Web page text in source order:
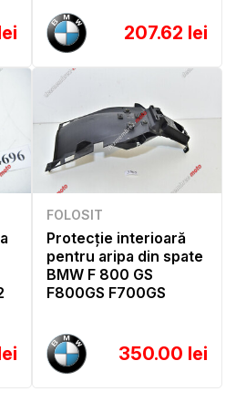
207.62 lei
FOLOSIT
Protecție interioară
pentru aripa din spate
BMW F 800 GS
F800GS F700GS
350.00 lei